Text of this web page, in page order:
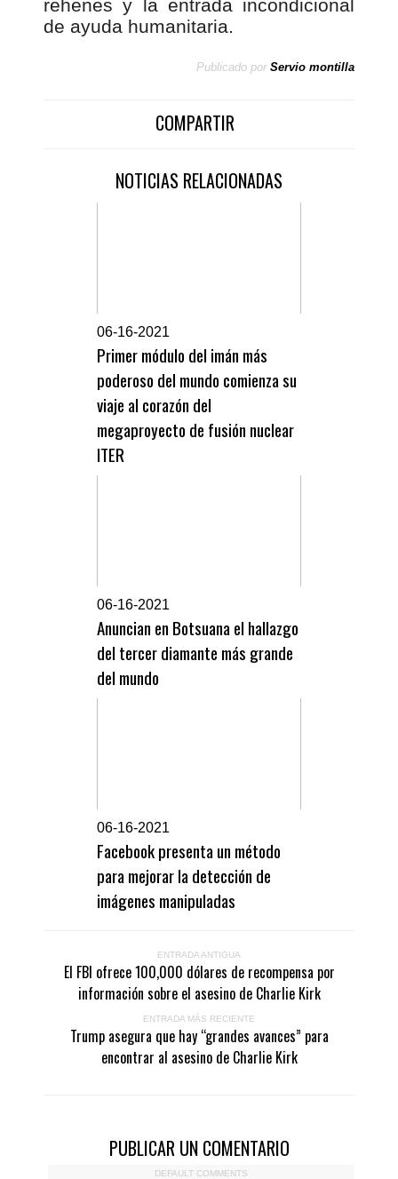
rehenes y la entrada incondicional
de ayuda humanitaria.
Publicado por Servio montilla
COMPARTIR
NOTICIAS RELACIONADAS
06-16-2021
Primer módulo del imán más
poderoso del mundo comienza su
viaje al corazón del
megaproyecto de fusión nuclear
ITER
06-16-2021
Anuncian en Botsuana el hallazgo
del tercer diamante más grande
del mundo
06-16-2021
Facebook presenta un método
para mejorar la detección de
imágenes manipuladas
ENTRADA ANTIGUA
El FBI ofrece 100,000 dólares de recompensa por
información sobre el asesino de Charlie Kirk
ENTRADA MÁS RECIENTE
Trump asegura que hay “grandes avances” para
encontrar al asesino de Charlie Kirk
PUBLICAR UN COMENTARIO
DEFAULT COMMENTS